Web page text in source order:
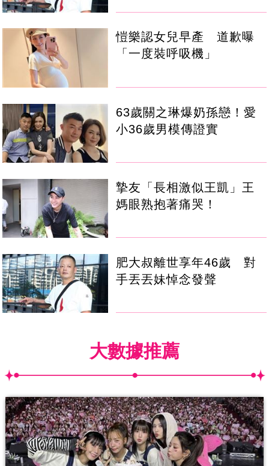
愷樂認女兒早產 道歉曝
「一度裝呼吸機」
63歲關之琳爆奶孫戀！愛
小36歲男模傳證實
摯友「長相激似王凱」王
媽眼熟抱著痛哭！
肥大叔離世享年46歲 對
手丟丟妹悼念發聲
大數據推薦